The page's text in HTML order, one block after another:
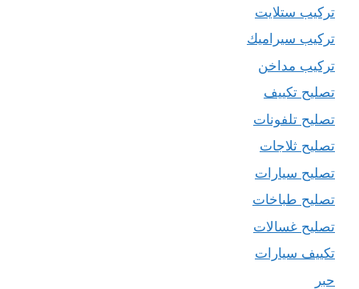
تركيب ستلايت
تركيب سيراميك
تركيب مداخن
تصليح تكييف
تصليح تلفونات
تصليح ثلاجات
تصليح سيارات
تصليح طباخات
تصليح غسالات
تكييف سيارات
حبر